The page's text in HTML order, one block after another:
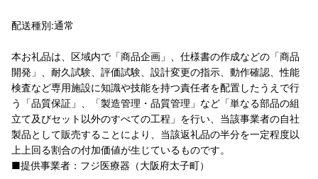
配送種別:通常
本お礼品は、区域内で「商品企画」、仕様書の作成などの「商品
開発」、耐久試験、評価試験、設計変更の指示、動作確認、性能
検査など専用施設に知識や技能を持つ責任者を配置したうえで行
う「品質保証」、「製造管理・品質管理」など「単なる部品の組
立て及びセット以外のすべての工程」を行い、当該事業者の自社
製品として販売することにより、当該返礼品の半分を一定程度以
上上回る割合の付加価値が生じているものです。
■提供事業者：フジ医療器（大阪府太子町）